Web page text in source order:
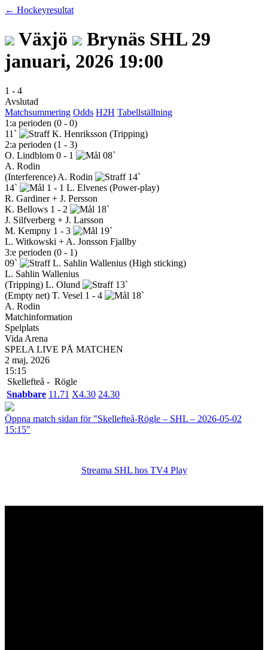
← Hockeyresultat
Växjö Brynäs SHL 29
januari, 2026 19:00
1 - 4
Avslutad
Matchsummering Odds H2H Tabellställning
1:a perioden (0 - 0)
11`
K. Henriksson (Tripping)
2:a perioden (1 - 3)
O. Lindblom 0 - 1
08`
A. Rodin
(Interference) A. Rodin
14`
14`
1 - 1 L. Elvenes (Power-play)
R. Gardiner + J. Persson
K. Bellows 1 - 2
18`
J. Silfverberg + J. Larsson
M. Kempny 1 - 3
19`
L. Witkowski + A. Jonsson Fjallby
3:e perioden (0 - 1)
09`
L. Sahlin Wallenius (High sticking)
L. Sahlin Wallenius
(Tripping) L. Olund
13`
(Empty net) T. Vesel 1 - 4
18`
A. Rodin
Matchinformation
Spelplats
Vida Arena
SPELA LIVE PÅ MATCHEN
2 maj, 2026
15:15
Skellefteå - Rögle
Snabbare 11.71 X4.30 24.30
Öppna match sidan för "Skellefteå-Rögle – SHL – 2026-05-02
15:15"
Streama SHL hos TV4 Play